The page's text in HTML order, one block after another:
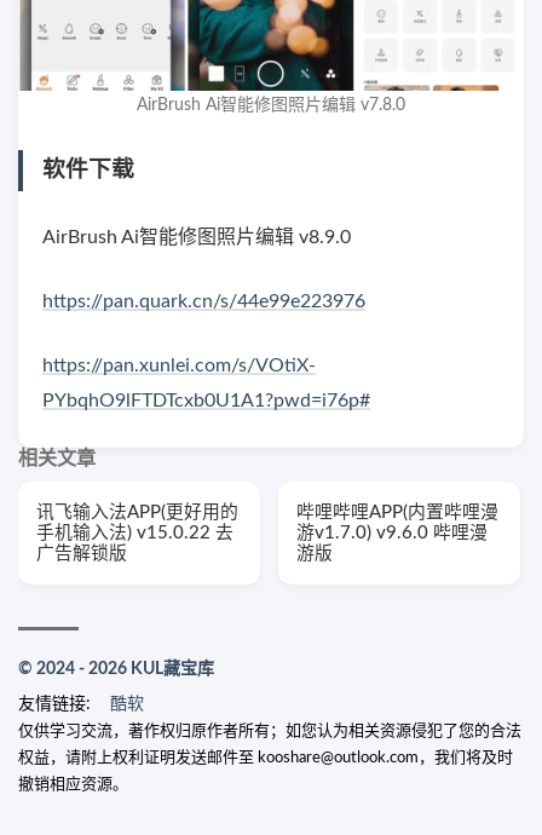
AirBrush Ai智能修图照片编辑 v7.8.0
软件下载
AirBrush Ai智能修图照片编辑 v8.9.0
https://pan.quark.cn/s/44e99e223976
https://pan.xunlei.com/s/VOtiX-
PYbqhO9lFTDTcxb0U1A1?pwd=i76p#
相关文章
讯飞输入法APP(更好用的
手机输入法) v15.0.22 去
广告解锁版
哔哩哔哩APP(内置哔哩漫
游v1.7.0) v9.6.0 哔哩漫
游版
© 2024 - 2026 KUL藏宝库
友情链接: 酷软
仅供学习交流，著作权归原作者所有；如您认为相关资源侵犯了您的合法
权益，请附上权利证明发送邮件至 kooshare@outlook.com，我们将及时
撤销相应资源。